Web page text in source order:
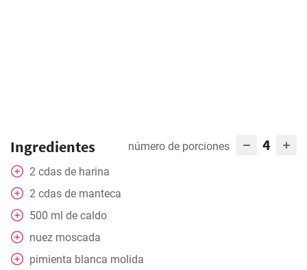
Ingredientes número de porciones 4
2 cdas de harina
2 cdas de manteca
500 ml de caldo
nuez moscada
pimienta blanca molida